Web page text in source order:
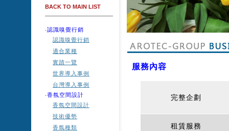
BACK TO MAIN LIST
‧認識嗅覺行銷
認識嗅覺行銷
適合業種
實蹟一覽
世界導入事例
台灣導入事例
‧香氛空間設計
香氛空間設計
技術優勢
香氛種類
服務內容
完整企劃
租賃服務